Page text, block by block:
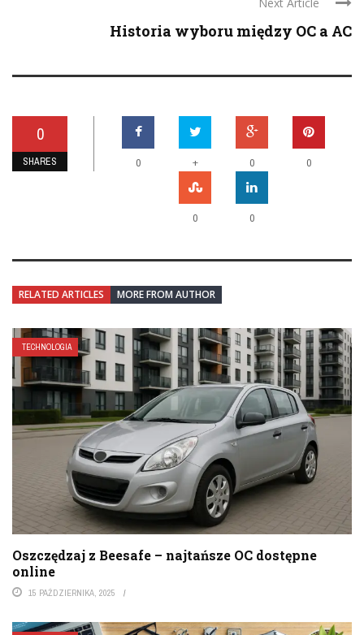
Next Article
Historia wyboru między OC a AC
0
SHARES 0 + 0 0
0 0
RELATED ARTICLES MORE FROM AUTHOR
TECHNOLOGIA
Oszczędzaj z Beesafe – najtańsze OC dostępne
online
15 PAŹDZIERNIKA, 2025